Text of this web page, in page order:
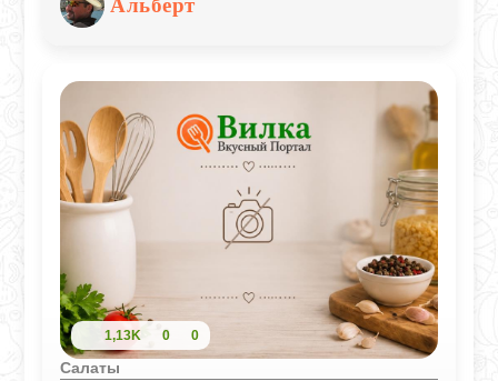
для семейного ужина. Слои нежной
скумбрии, свежих овощей создают
Альберт
1,13K 0 0
Салаты